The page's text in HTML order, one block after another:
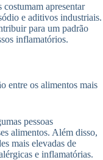
apresentar
e aditivos industriais.
para um padrão
inflamatórios.
entre os alimentos mais
pessoas
alimentos. Além disso,
mais elevadas de
e inflamatórias.